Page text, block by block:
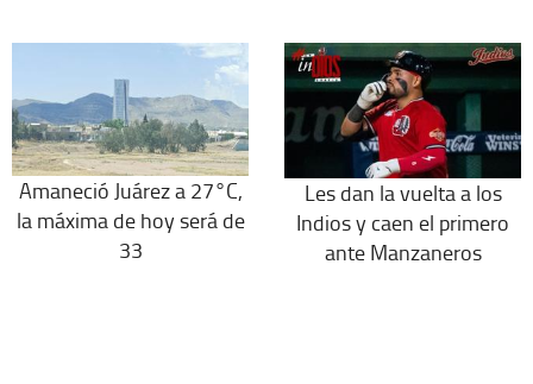
Amaneció Juárez a 27°C,
la máxima de hoy será de
33
Les dan la vuelta a los
Indios y caen el primero
ante Manzaneros